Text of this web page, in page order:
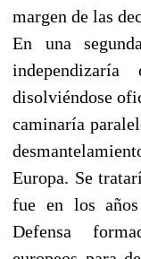
margen de las
En una
disolviéndose
caminaría
Europa. Se
fue en los
Defensa